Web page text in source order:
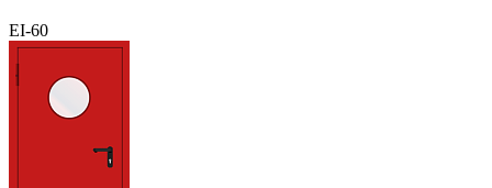
EI-60